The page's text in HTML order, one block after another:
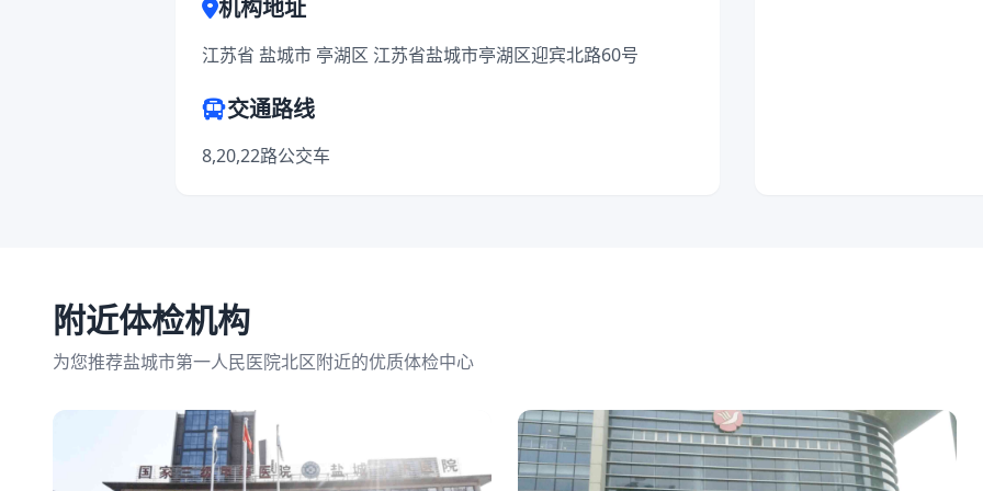
机构地址
江苏省 盐城市 亭湖区 江苏省盐城市亭湖区迎宾北路60号
交通路线
8,20,22路公交车
附近体检机构
为您推荐盐城市第一人民医院北区附近的优质体检中心